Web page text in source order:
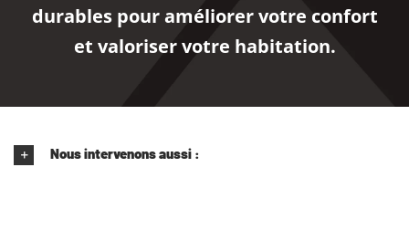
durables pour améliorer votre confort
et valoriser votre habitation.
Nous intervenons aussi :